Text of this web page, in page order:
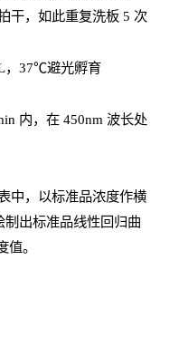
干，如此重复洗板 5 次
，37℃避光孵育
内，在450nm 波长处
中，以标准品浓度作横
制出标准品线性回归曲
值。